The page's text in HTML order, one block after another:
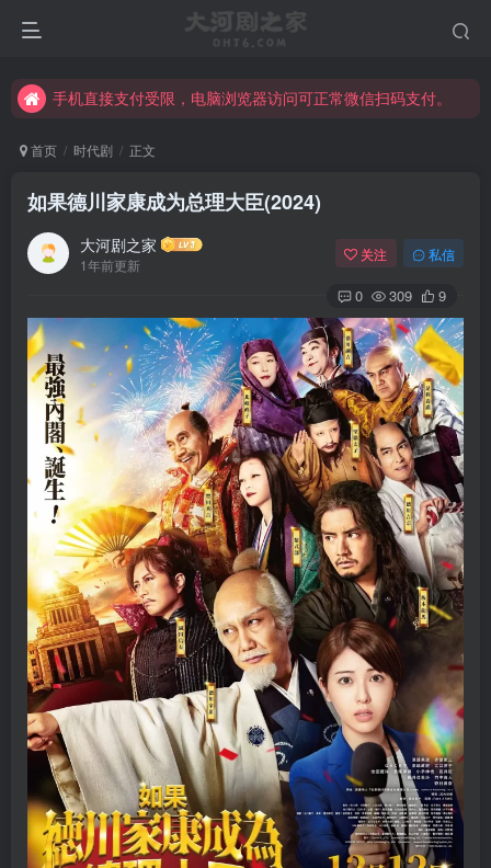
手机直接支付受限，电脑浏览器访问可正常微信扫码支付。
手机直接支付受限，电脑浏览器访问可正常微信扫码支付。
首页 时代剧 正文
如果德川家康成为总理大臣(2024)
大河剧之家
1年前更新
关注 私信
0 309 9